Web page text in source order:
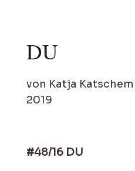
DU
von Katja
2019
#48/16 DU